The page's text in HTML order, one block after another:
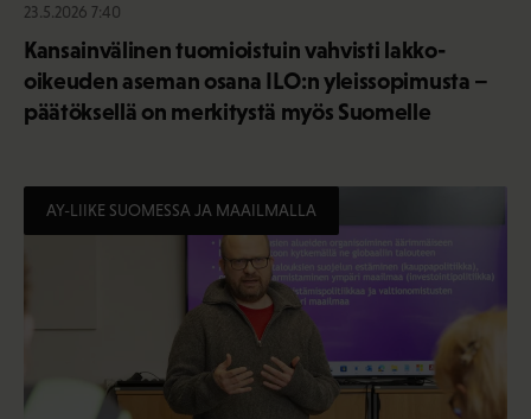
23.5.2026 7:40
Kansainvälinen tuomioistuin vahvisti lakko-
oikeuden aseman osana ILO:n yleissopimusta –
päätöksellä on merkitystä myös Suomelle
AY-LIIKE SUOMESSA JA MAAILMALLA